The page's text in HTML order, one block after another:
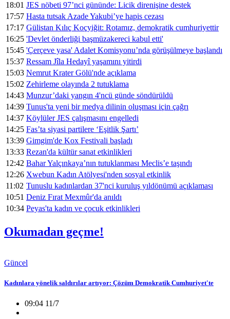
18:01 JES nöbeti 97’nci gününde: Licik direnişine destek
17:57 Hasta tutsak Azade Yakubi’ye hapis cezası
17:17 Gülistan Kılıç Koçyiğit: Rotamız, demokratik cumhuriyettir
16:25 'Devlet önderliği başmüzakereci kabul etti'
15:45 'Çerçeve yasa' Adalet Komisyonu’nda görüşülmeye başlandı
15:37 Ressam Jîla Hedayî yaşamını yitirdi
15:03 Nemrut Krater Gölü'nde açıklama
15:02 Zehirleme olayında 2 tutuklama
14:43 Munzur’daki yangın 4'ncü günde söndürüldü
14:39 Tunus'ta yeni bir medya dilinin oluşması için çağrı
14:37 Köylüler JES çalışmasını engelledi
14:25 Fas’ta siyasi partilere ‘Eşitlik Şartı’
13:39 Gimgim'de Kox Festivali başladı
13:33 Rezan'da kültür sanat etkinlikleri
12:42 Bahar Yalçınkaya’nın tutuklanması Meclis’e taşındı
12:26 Xwebun Kadın Atölyesi'nden sosyal etkinlik
11:02 Tunuslu kadınlardan 37'nci kuruluş yıldönümü açıklaması
10:51 Deniz Fırat Mexmûr'da anıldı
10:34 Peyas'ta kadın ve çocuk etkinlikleri
Okumadan geçme!
Güncel
Kadınlara yönelik saldırılar artıyor: Çözüm Demokratik Cumhuriyet'te
09:04 11/7